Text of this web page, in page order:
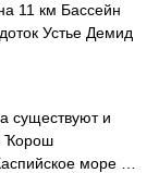
11 км Бассейн
Устье Демид
существуют и
Ҡорош
море …